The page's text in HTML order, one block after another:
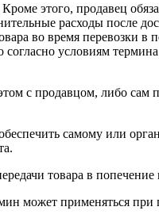
этого, продавец
расходы после
во время перевозки в
условиям термина
с продавцом, либо
самому или
товара в попечение
может применяться